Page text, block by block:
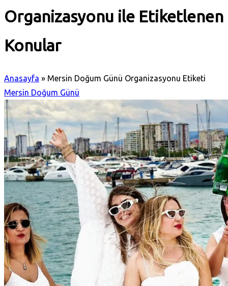
Organizasyonu ile Etiketlenen
Konular
Anasayfa » Mersin Doğum Günü Organizasyonu Etiketi
Mersin Doğum Günü